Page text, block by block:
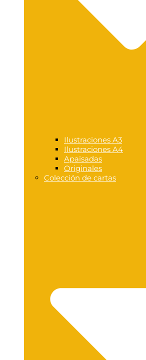
Ilustraciones A3
Ilustraciones A4
Apaisadas
Originales
Colección de cartas